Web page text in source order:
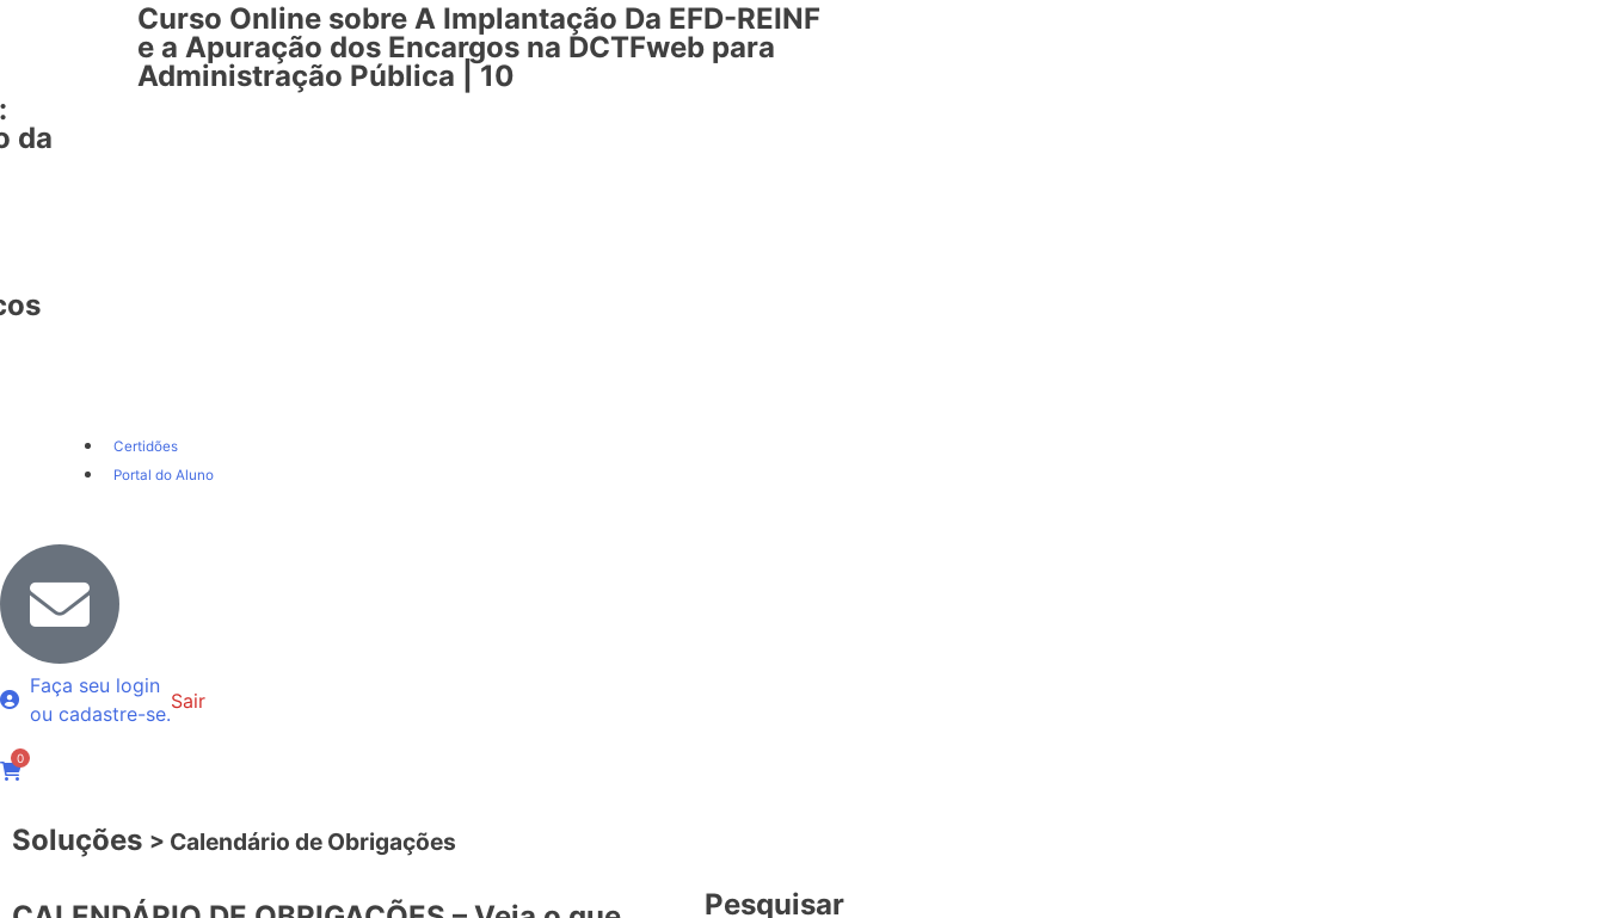
da
Curso Online sobre A Implantação Da EFD-REINF
e a Apuração dos Encargos na DCTFweb para
Administração Pública | 10
Certidões
Portal do Aluno
Faça seu login
ou cadastre-se.
Sair
0
Soluções > Calendário de Obrigações
Pesquisar